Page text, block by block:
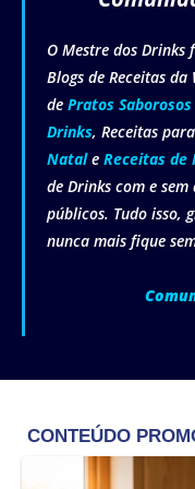
O Mestre dos
Blogs de Receitas
de Pratos
Drinks, Receitas
Natale Receitas de
de Drinks com e
públicos. Tudo isso,
nunca mais fique